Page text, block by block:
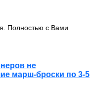
Полностью с Вами
не
марш-броски по 3-5